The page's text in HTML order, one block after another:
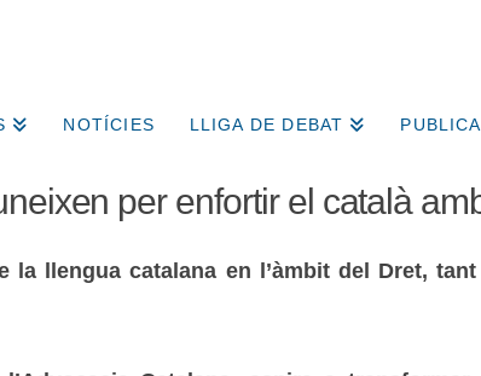
NOTÍCIES LLIGA DE DEBAT
per enfortir el català
la llengua catalana en l’àmbit del Dret,